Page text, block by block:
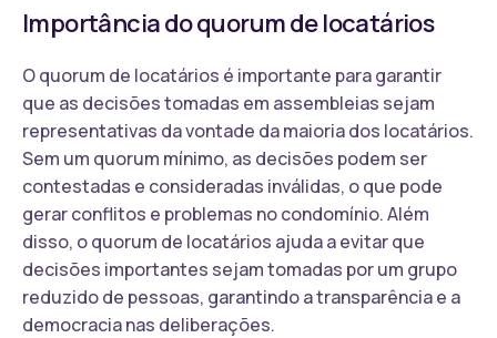
Importância do quorum de locatários
O quorum de locatários é importante para garantir
que as decisões tomadas em assembleias sejam
representativas da vontade da maioria dos locatários.
Sem um quorum mínimo, as decisões podem ser
contestadas e consideradas inválidas, o que pode
gerar conflitos e problemas no condomínio. Além
disso, o quorum de locatários ajuda a evitar que
decisões importantes sejam tomadas por um grupo
reduzido de pessoas, garantindo a transparência e a
democracia nas deliberações.